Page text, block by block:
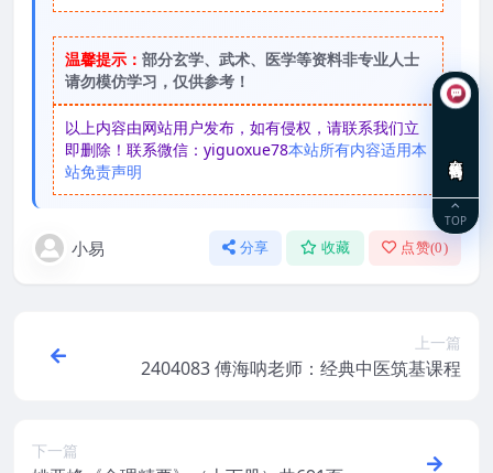
温馨提示： 部分玄学、武术、医学等资料非专业人士
请勿模仿学习，仅供参考！
以上内容由网站用户发布，如有侵权，请联系我们立
即删除！联系微信：yiguoxue78本站所有内容适用本
站免责声明
小易 分享 收藏 点赞(0)
上一篇
2404083 傅海呐老师：经典中医筑基课程
下一篇
TOP